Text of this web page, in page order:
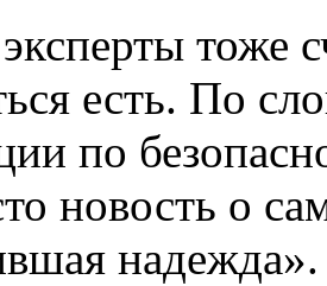
тоже
есть. По
по
новость о
надежда».